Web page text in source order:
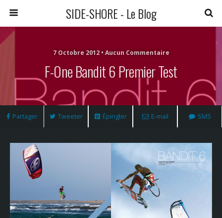
SIDE-SHORE - Le Blog
7 Octobre 2012 • Aucun Commentaire
F-One Bandit 6 Premier Test
Partager Tweeter Épingler E-mail SMS